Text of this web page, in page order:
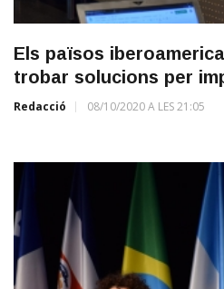
Els països
trobar solucions per
Redacció 08/10/2020 A LES 21:05